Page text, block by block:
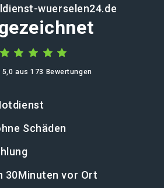
wuerselen24.de
5,0 aus 173 Bewertungen
Schäden
30Minuten vor Ort